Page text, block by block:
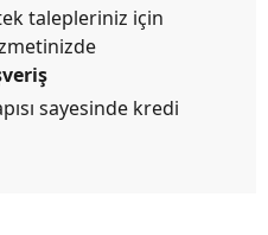
talepleriniz için
sayesinde kredi